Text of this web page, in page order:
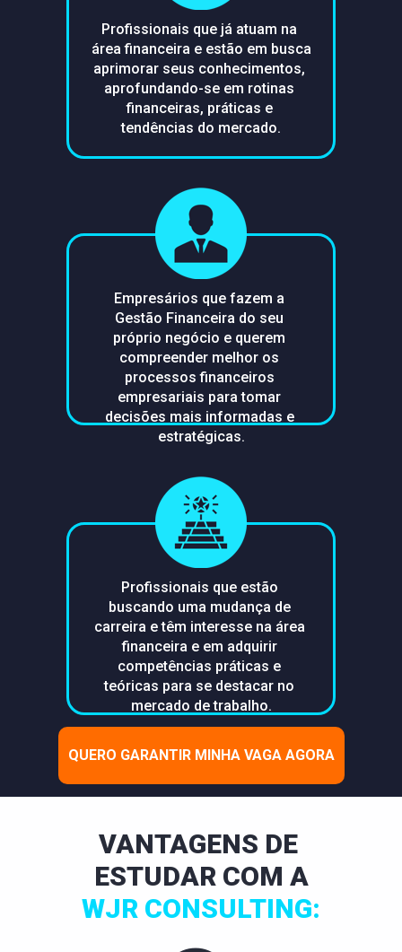
QUERO GARANTIR MINHA VAGA AGORA
Profissionais que já atuam na
área financeira e estão em busca
aprimorar seus conhecimentos,
aprofundando-se em rotinas
financeiras, práticas e
tendências do mercado.
Empresários que fazem a
Gestão Financeira do seu
próprio negócio e querem
compreender melhor os
processos financeiros
empresariais para tomar
decisões mais informadas e
estratégicas.
Profissionais que estão
buscando uma mudança de
carreira e têm interesse na área
financeira e em adquirir
competências práticas e
teóricas para se destacar no
mercado de trabalho.
VANTAGENS DE
ESTUDAR COM A
WJR CONSULTING: